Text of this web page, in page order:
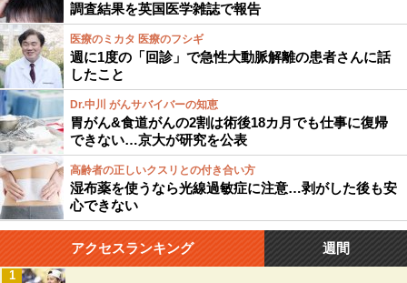
調査結果を英国医学雑誌で報告
医療のミカタ 医療のフシギ
週に1度の「回診」で急性大動脈解離の患者さんに話
したこと
Dr.中川 がんサバイバーの知恵
胃がん&食道がんの2割は術後18カ月でも仕事に復帰
できない…京大が研究を公表
高齢者の正しいクスリとの付き合い方
湿布薬を使うなら光線過敏症に注意…剥がした後も安
心できない
アクセスランキング 週間
1